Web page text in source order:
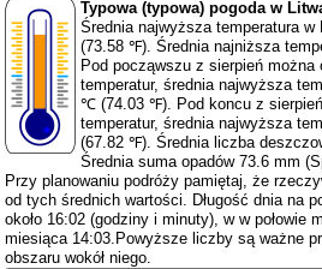
Typowa (typowa) pogoda w
Średnia najwyższa temperatura
(73.58 ℉). Średnia najniższa
Pod począwszu z sierpień
temperatur, średnia najwyższa
℃ (74.03 ℉). Pod koncu z
temperatur, średnia najwyższa
(67.82 ℉). Średnia liczba
Średnia suma opadów 73.6 mm (
Przy planowaniu podróży pamiętaj, że
od tych średnich wartości. Długość dnia na
około 16:02 (godziny i minuty), w w połowie
miesiąca 14:03.Powyższe liczby są ważne
obszaru wokół niego.